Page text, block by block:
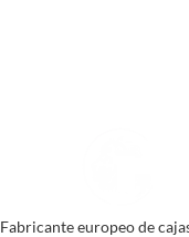
Fabricante europeo de